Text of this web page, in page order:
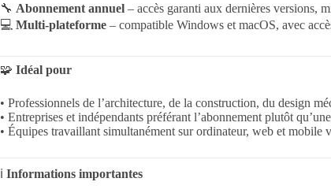
🔧 Abonnement annuel – accès garanti aux dernières versions,
💻 Multi-plateforme – compatible Windows et macOS, avec
🧩 Idéal pour
• Professionnels de l’architecture, de la construction, du design
• Entreprises et indépendants préférant l’abonnement plutôt
• Équipes travaillant simultanément sur ordinateur, web et mobile
ℹ️ Informations importantes